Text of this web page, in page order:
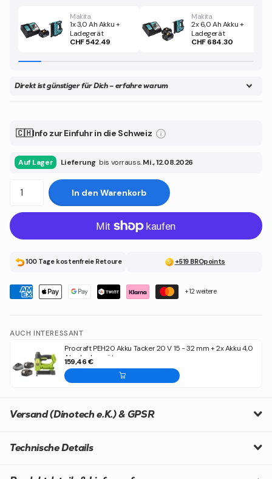
Makita
1x 3,0 Ah Akku +
Ladegerät
CHF 542.49
Makita
2x 6,0 Ah Akku +
Ladegerät
CHF 684.30
Direkt ist günstiger für Dich – erfahre warum
🇨🇭Info zur Einfuhr in die Schweiz
Auf Lager Lieferung bis vorrauss.Mi., 12.08.2026
In den Warenkorb
100 Tage kostenfreie Retoure +519 BROpoints
+12 weitere
AUCH INTERESSANT
Procraft PEH20 Akku Tacker 20 V 15 - 32 mm + 2x Akku 4,0
Ah + Ladegerät
159,46 €
Versand (Dinotech e.K.) & GPSR
Technische Details